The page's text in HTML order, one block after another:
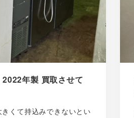
年製 買取させて
くて持込みできないとい